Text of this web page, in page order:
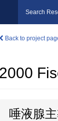
Search
Back to project
2000
唾液腺